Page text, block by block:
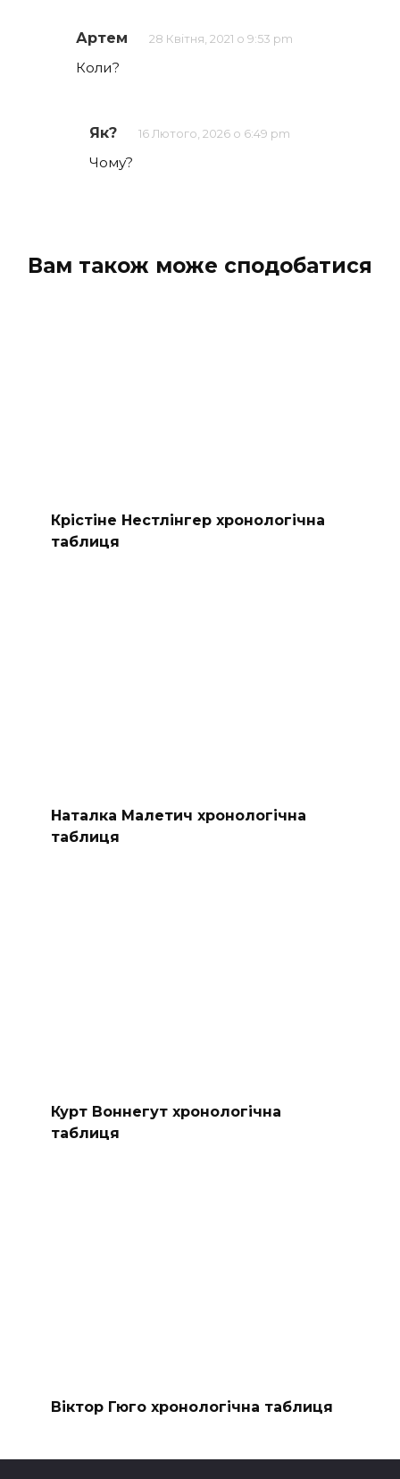
Артем 28 Квітня, 2021 о 9:53 pm
Коли?
Як? 16 Лютого, 2026 о 6:49 pm
Чому?
Вам також може сподобатися
Крістіне Нестлінгер хронологічна
таблиця
Наталка Малетич хронологічна
таблиця
Курт Воннегут хронологічна
таблиця
Віктор Гюго хронологічна таблиця